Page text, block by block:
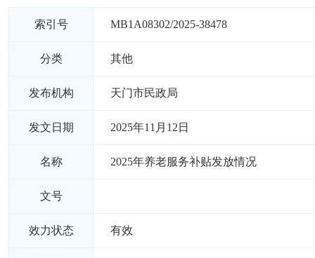
索引号 MB1A08302/2025-38478
分类 其他
发布机构 天门市民政局
发文日期 2025年11月12日
名称 2025年养老服务补贴发放情况
文号
效力状态 有效